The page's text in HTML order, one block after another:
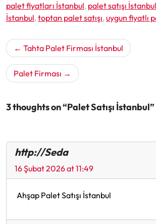
palet fiyatları İstanbul, palet satışı İstanbul
İstanbul,toptan palet satışı,uygun fiyatlı
Yazı
gezinmesi
Tahta Palet Firması İstanbul
Palet Firması
3 thoughts on “Palet Satışı İstanbul”
http://Seda
16 Şubat 2026 at 11:49
Ahşap Palet Satışı İstanbul